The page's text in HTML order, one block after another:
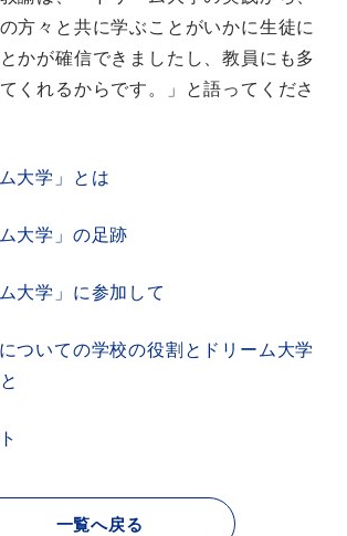
方々と共に学ぶことがいかに生徒に
かが確信できましたし、教員にも多
くれるからです。」と語ってくださ
大学」とは
大学」の足跡
大学」に参加して
ついての学校の役割とドリーム大学
一覧へ戻る